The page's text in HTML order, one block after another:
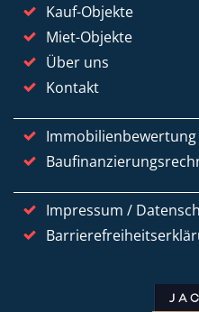
Kauf-Objekte
Miet-Objekte
Über uns
Kontakt
Immobilienbewertung
Impressum /